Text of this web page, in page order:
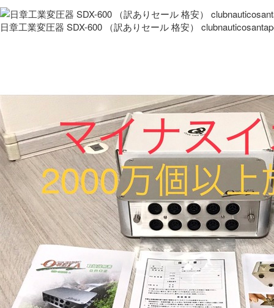
日章工業変圧器 SDX-600 （訳ありセール 格安）